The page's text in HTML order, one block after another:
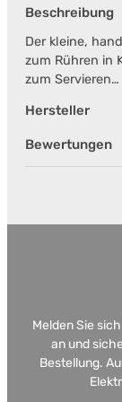
Beschreibung
Der kleine,
zum Rühren in
zum Servieren…
Hersteller
Bewertungen
Melden Sie
an und
Bestellung.